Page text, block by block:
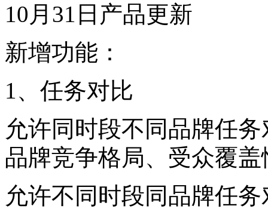
10月31日产品更新
新增功能：
1、任务对比
允许同时段不同品牌任
品牌竞争格局、受众覆
允许不同时段同品牌任